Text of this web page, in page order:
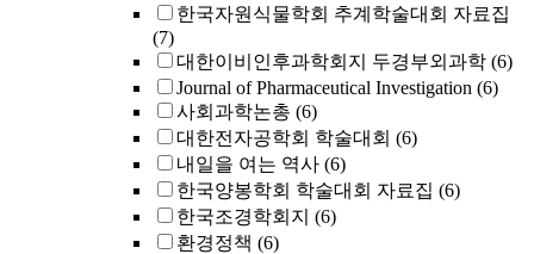
한국자원식물학회 추계학술대회 자료집
(7)
대한이비인후과학회지 두경부외과학 (6)
Journal of Pharmaceutical Investigation (6)
사회과학논총 (6)
대한전자공학회 학술대회 (6)
내일을 여는 역사 (6)
한국양봉학회 학술대회 자료집 (6)
한국조경학회지 (6)
환경정책 (6)